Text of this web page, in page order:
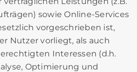
sowie Online-Services
vorgeschrieben ist,
Nutzer vorliegt, als auch
Interessen (d.h.
Optimierung und